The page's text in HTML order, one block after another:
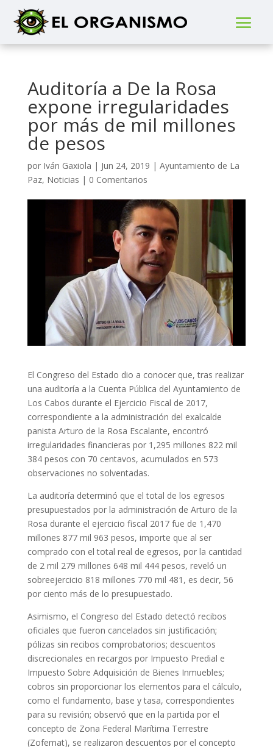
Auditoría a De la Rosa
expone irregularidades
por más de mil millones
de pesos
por Iván Gaxiola | Jun 24, 2019 | Ayuntamiento de La
Paz, Noticias | 0 Comentarios
El Congreso del Estado dio a conocer que, tras realizar
una auditoría a la Cuenta Pública del Ayuntamiento de
Los Cabos durante el Ejercicio Fiscal de 2017,
correspondiente a la administración del exalcalde
panista Arturo de la Rosa Escalante, encontró
irregularidades financieras por 1,295 millones 822 mil
384 pesos con 70 centavos, acumulados en 573
observaciones no solventadas.
La auditoría determinó que el total de los egresos
presupuestados por la administración de Arturo de la
Rosa durante el ejercicio fiscal 2017 fue de 1,470
millones 877 mil 963 pesos, importe que al ser
comprado con el total real de egresos, por la cantidad
de 2 mil 279 millones 648 mil 444 pesos, reveló un
sobreejercicio 818 millones 770 mil 481, es decir, 56
por ciento más de lo presupuestado.
Asimismo, el Congreso del Estado detectó recibos
oficiales que fueron cancelados sin justificación;
pólizas sin recibos comprobatorios; descuentos
discrecionales en recargos por Impuesto Predial e
Impuesto Sobre Adquisición de Bienes Inmuebles;
cobros sin proporcionar los elementos para el cálculo,
como el fundamento, base y tasa, correspondientes
para su revisión; observó que en la partida por el
concepto de Zona Federal Marítima Terrestre
(Zofemat), se realizaron descuentos por el concepto